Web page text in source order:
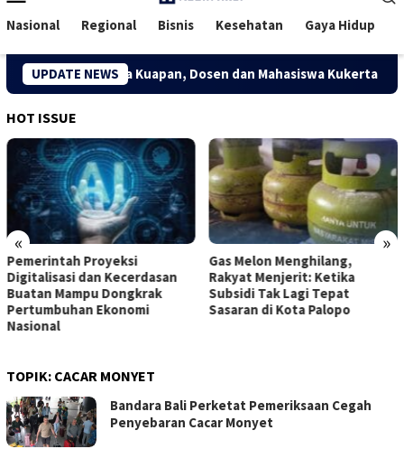
Mobile
Nasional Regional Bisnis Kesehatan Gaya Hidup
UPDATE NEWS
Kreatif Desa Kuapan, Dosen dan Mahasiswa Kukerta
HOT ISSUE
« »
Pemerintah Proyeksi
Digitalisasi dan Kecerdasan
Buatan Mampu Dongkrak
Pertumbuhan Ekonomi
Nasional
Gas Melon Menghilang,
Rakyat Menjerit: Ketika
Subsidi Tak Lagi Tepat
Sasaran di Kota Palopo
TOPIK: CACAR MONYET
Bandara Bali Perketat Pemeriksaan Cegah
Penyebaran Cacar Monyet